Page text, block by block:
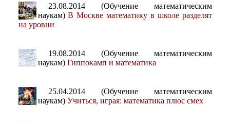
23.08.2014 (Обучение математическим
наукам)В Москве математику в школе разделят
на уровни
19.08.2014 (Обучение математическим
наукам) Гиппокамп и математика
25.04.2014 (Обучение математическим
наукам) Учиться, играя: математика плюс смех